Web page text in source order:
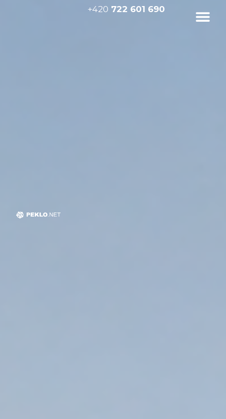
+420 722 601 690